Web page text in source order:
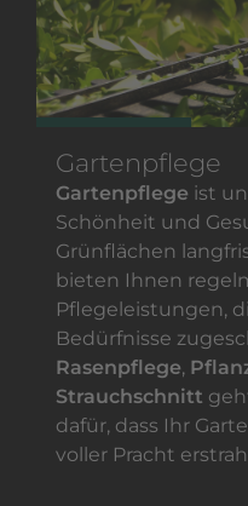
Gartenpflege
Gartenpflege ist
Schönheit und
Grünflächen
bieten Ihnen
Pflegeleistungen,
Bedürfnisse
Rasenpflege,
Strauchschnitt
dafür, dass Ihr
voller Pracht